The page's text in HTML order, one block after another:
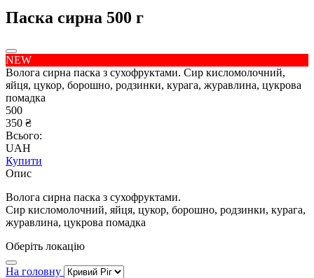
Паска сирна 500 г
NEW
Волога сирна паска з сухофруктами. Сир кисломолочний,
яйця, цукор, борошно, родзинки, курага, журавлина, цукрова
помадка
500
350 ₴
Всього:
UAH
Купити
Опис
Волога сирна паска з сухофруктами.
Сир кисломолочний, яйця, цукор, борошно, родзинки, курага,
журавлина, цукрова помадка
Оберіть локацію
На головну